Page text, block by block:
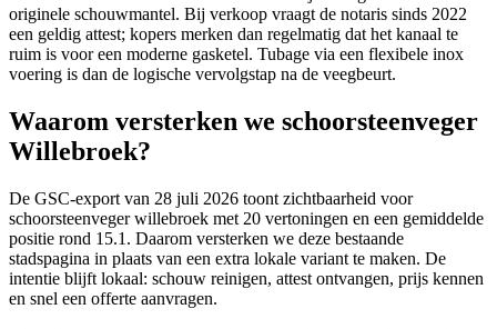
originele schouwmantel. Bij verkoop vraagt de notaris sinds 2022
een geldig attest; kopers merken dan regelmatig dat het kanaal te
ruim is voor een moderne gasketel. Tubage via een flexibele inox
voering is dan de logische vervolgstap na de veegbeurt.
Waarom versterken we schoorsteenveger
Willebroek?
De GSC-export van 28 juli 2026 toont zichtbaarheid voor
schoorsteenveger willebroek met 20 vertoningen en een gemiddelde
positie rond 15.1. Daarom versterken we deze bestaande
stadspagina in plaats van een extra lokale variant te maken. De
intentie blijft lokaal: schouw reinigen, attest ontvangen, prijs kennen
en snel een offerte aanvragen.